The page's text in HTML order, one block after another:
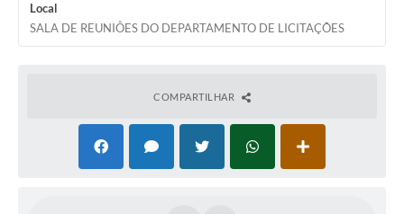
Local
SALA DE REUNIÔES DO DEPARTAMENTO DE LICITAÇÕES
COMPARTILHAR